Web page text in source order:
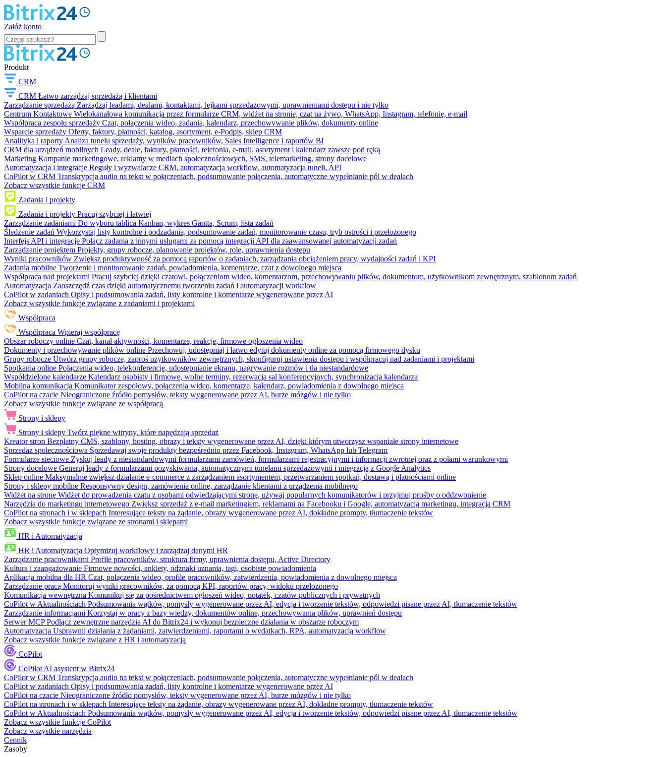
Załóż konto
Produkt
CRM
CRM Łatwo zarządzaj sprzedażą i klientami
Zarządzanie sprzedażą Zarządzaj leadami, dealami, kontaktami, lejkami sprzedażowymi, uprawnieniami dostępu i nie tylko
Centrum Kontaktowe Wielokanałowa komunikacja przez formularze CRM, widżet na stronie, czat na żywo, WhatsApp, Instagram, telefonię, e-mail
Współpraca zespołu sprzedaży Czat, połączenia wideo, zadania, kalendarz, przechowywanie plików, dokumenty online
Wsparcie sprzedaży Oferty, faktury, płatności, katalog, asortyment, e-Podpis, sklep CRM
Analityka i raporty Analiza tunelu sprzedaży, wyników pracowników, Sales Intelligence i raportów BI
CRM dla urządzeń mobilnych Leady, deale, faktury, płatności, telefonia, e-mail, asortyment i kalendarz zawsze pod ręką
Marketing Kampanie marketingowe, reklamy w mediach społecznościowych, SMS, telemarketing, strony docelowe
Automatyzacja i integracje Reguły i wyzwalacze CRM, automatyzacja workflow, automatyzacja tuneli, API
CoPilot w CRM Transkrypcja audio na tekst w połączeniach, podsumowanie połączenia, automatyczne wypełnianie pól w dealach
Zobacz wszystkie funkcje CRM
Zadania i projekty
Zadania i projekty Pracuj szybciej i łatwiej
Zarządzanie zadaniami Do wyboru tablica Kanban, wykres Gantta, Scrum, lista zadań
Śledzenie zadań Wykorzystaj listy kontrolne i podzadania, podsumowanie zadań, monitorowanie czasu, tryb ostrości i przełożonego
Interfejs API i integracje Połącz zadania z innymi usługami za pomocą integracji API dla zaawansowanej automatyzacji zadań
Zarządzanie projektem Projekty, grupy robocze, planowanie projektów, role, uprawnienia dostępu
Wyniki pracowników Zwiększ produktywność za pomocą raportów o zadaniach, zarządzania obciążeniem pracy, wydajności zadań i KPI
Zadania mobilne Tworzenie i monitorowanie zadań, powiadomienia, komentarze, czat z dowolnego miejsca
Współpraca nad projektami Pracuj szybciej dzięki czatowi, połączeniom wideo, komentarzom, przechowywaniu plików, dokumentom, użytkownikom zewnętrznym, szablonom zadań
Automatyzacja Zaoszczędź czas dzięki automatycznemu tworzeniu zadań i automatyzacji workflow
CoPilot w zadaniach Opisy i podsumowania zadań, listy kontrolne i komentarze wygenerowane przez AI
Zobacz wszystkie funkcje związane z zadaniami i projektami
Współpraca
Współpraca Wpieraj współpracę
Obszar roboczy online Czat, kanał aktywności, komentarze, reakcje, firmowe ogłoszenia wideo
Dokumenty i przechowywanie plików online Przechowuj, udostępniaj i łatwo edytuj dokumenty online za pomocą firmowego dysku
Grupy robocze Utwórz grupy robocze, zaproś użytkowników zewnętrznych, skonfiguruj ustawienia dostępu i współpracuj nad zadaniami i projektami
Spotkania online Połączenia wideo, telekonferencje, udostępnianie ekranu, nagrywanie rozmów i tła niestandardowe
Współdzielone kalendarze Kalendarz osobisty i firmowe, wolne terminy, rezerwacja sal konferencyjnych, synchronizacja kalendarza
Mobilna komunikacja Komunikator zespołowy, połączenia wideo, komentarze, kalendarz, powiadomienia z dowolnego miejsca
CoPilot na czacie Nieograniczone źródło pomysłów, teksty wygenerowane przez AI, burze mózgów i nie tylko
Zobacz wszystkie funkcje związane ze współpracą
Strony i sklepy
Strony i sklepy Twórz piękne witryny, które napędzają sprzedaż
Kreator stron Bezpłatny CMS, szablony, hosting, obrazy i teksty wygenerowane przez AI, dzięki którym utworzysz wspaniałe strony internetowe
Sprzedaż społecznościowa Sprzedawaj swoje produkty bezpośrednio przez Facebook, Instagram, WhatsApp lub Telegram
Formularze sieciowe Zyskuj leady z niestandardowymi formularzami zamówień, formularzami rejestracyjnymi i informacji zwrotnej oraz z polami warunkowymi
Strony docelowe Generuj leady z formularzami pozyskiwania, automatycznymi tunelami sprzedażowymi i integracją z Google Analytics
Sklep online Maksymalnie zwiększ działanie e-commerce z zarządzaniem asortymentem, przetwarzaniem spotkań, dostawą i płatnościami online
Strony i sklepy mobilne Responsywny design, zamówienia online, zarządzanie klientami z urządzenia mobilnego
Widżet na stronę Widżet do prowadzenia czatu z osobami odwiedzającymi stronę, używaj popularnych komunikatorów i przyjmuj prośby o oddzwonienie
Narzędzia do marketingu internetowego Zwiększ sprzedaż z e-mail marketingiem, reklamami na Facebooku i Google, automatyzacją marketingu, integracją CRM
CoPilot na stronach i w sklepach Interesujące teksty na żądanie, obrazy wygenerowane przez AI, dokładne prompty, tłumaczenie tekstów
Zobacz wszystkie funkcje związane ze stronami i sklepami
HR i Automatyzacja
HR i Automatyzacja Optymizuj workflowy i zarządzaj danymi HR
Zarządzanie pracownikami Profile pracowników, struktura firmy, uprawnienia dostępu, Active Directory
Kultura i zaangażowanie Firmowe nowości, ankiety, odznaki uznania, tagi, osobiste powiadomienia
Aplikacja mobilna dla HR Czat, połączenia wideo, profile pracowników, zatwierdzenia, powiadomienia z dowolnego miejsca
Zarządzanie pracą Monitoruj wyniki pracowników, za pomocą KPI, raportów pracy, widoku przełożonego
Komunikacja wewnętrzna Komunikuj się za pośrednictwem ogłoszeń wideo, notatek, czatów publicznych i prywatnych
CoPilot w Aktualnościach Podsumowania wątków, pomysły wygenerowane przez AI, edycja i tworzenie tekstów, odpowiedzi pisane przez AI, tłumaczenie tekstów
Zarządzanie informacjami Korzystaj w pracy z bazy wiedzy, dokumentów online, przechowywania plików, uprawnień dostępu
Serwer MCP Podłącz zewnętrzne narzędzia AI do Bitrix24 i wykonuj bezpieczne działania w obszarze roboczym
Automatyzacja Usprawnij działania z żądaniami, zatwierdzeniami, raportami o wydatkach, RPA, automatyzacją workflow
Zobacz wszystkie funkcje związane z HR i automatyzacją
CoPilot
CoPilot AI asystent w Bitrix24
CoPilot w CRM Transkrypcja audio na tekst w połączeniach, podsumowanie połączenia, automatyczne wypełnianie pól w dealach
CoPilot w zadaniach Opisy i podsumowania zadań, listy kontrolne i komentarze wygenerowane przez AI
CoPilot na czacie Nieograniczone źródło pomysłów, teksty wygenerowane przez AI, burze mózgów i nie tylko
CoPilot na stronach i w sklepach Interesujące teksty na żądanie, obrazy wygenerowane przez AI, dokładne prompty, tłumaczenie tekstów
CoPilot w Aktualnościach Podsumowania wątków, pomysły wygenerowane przez AI, edycja i tworzenie tekstów, odpowiedzi pisane przez AI, tłumaczenie tekstów
Zobacz wszystkie funkcje CoPilot
Zobacz wszystkie narzędzia
Cennik
Zasoby